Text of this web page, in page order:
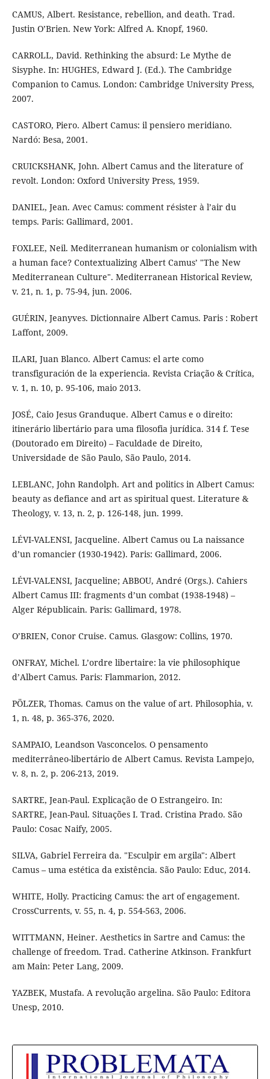
CAMUS, Albert. Resistance, rebellion, and death. Trad.
Justin O’Brien. New York: Alfred A. Knopf, 1960.
CARROLL, David. Rethinking the absurd: Le Mythe de
Sisyphe. In: HUGHES, Edward J. (Ed.). The Cambridge
Companion to Camus. London: Cambridge University Press,
2007.
CASTORO, Piero. Albert Camus: il pensiero meridiano.
Nardó: Besa, 2001.
CRUICKSHANK, John. Albert Camus and the literature of
revolt. London: Oxford University Press, 1959.
DANIEL, Jean. Avec Camus: comment résister à l’air du
temps. Paris: Gallimard, 2001.
FOXLEE, Neil. Mediterranean humanism or colonialism with
a human face? Contextualizing Albert Camus’ "The New
Mediterranean Culture". Mediterranean Historical Review,
v. 21, n. 1, p. 75-94, jun. 2006.
GUÉRIN, Jeanyves. Dictionnaire Albert Camus. Paris : Robert
Laffont, 2009.
ILARI, Juan Blanco. Albert Camus: el arte como
transfiguración de la experiencia. Revista Criação & Crítica,
v. 1, n. 10, p. 95-106, maio 2013.
JOSÉ, Caio Jesus Granduque. Albert Camus e o direito:
itinerário libertário para uma filosofia jurídica. 314 f. Tese
(Doutorado em Direito) – Faculdade de Direito,
Universidade de São Paulo, São Paulo, 2014.
LEBLANC, John Randolph. Art and politics in Albert Camus:
beauty as defiance and art as spiritual quest. Literature &
Theology, v. 13, n. 2, p. 126-148, jun. 1999.
LÉVI-VALENSI, Jacqueline. Albert Camus ou La naissance
d’un romancier (1930-1942). Paris: Gallimard, 2006.
LÉVI-VALENSI, Jacqueline; ABBOU, André (Orgs.). Cahiers
Albert Camus III: fragments d’un combat (1938-1948) –
Alger Républicain. Paris: Gallimard, 1978.
O’BRIEN, Conor Cruise. Camus. Glasgow: Collins, 1970.
ONFRAY, Michel. L’ordre libertaire: la vie philosophique
d’Albert Camus. Paris: Flammarion, 2012.
PÖLZER, Thomas. Camus on the value of art. Philosophia, v.
1, n. 48, p. 365-376, 2020.
SAMPAIO, Leandson Vasconcelos. O pensamento
mediterrâneo-libertário de Albert Camus. Revista Lampejo,
v. 8, n. 2, p. 206-213, 2019.
SARTRE, Jean-Paul. Explicação de O Estrangeiro. In:
SARTRE, Jean-Paul. Situações I. Trad. Cristina Prado. São
Paulo: Cosac Naify, 2005.
SILVA, Gabriel Ferreira da. "Esculpir em argila": Albert
Camus – uma estética da existência. São Paulo: Educ, 2014.
WHITE, Holly. Practicing Camus: the art of engagement.
CrossCurrents, v. 55, n. 4, p. 554-563, 2006.
WITTMANN, Heiner. Aesthetics in Sartre and Camus: the
challenge of freedom. Trad. Catherine Atkinson. Frankfurt
am Main: Peter Lang, 2009.
YAZBEK, Mustafa. A revolução argelina. São Paulo: Editora
Unesp, 2010.